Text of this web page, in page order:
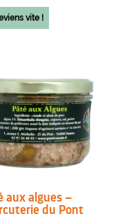
vite !
aux algues –
du Pont